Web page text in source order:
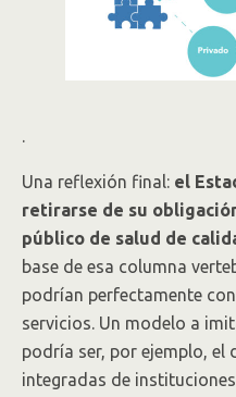
.
Una reflexión final: el
retirarse de su
público de salud de
base de esa columna
podrían perfectamente
servicios. Un modelo a
podría ser, por ejemplo, el
integradas de